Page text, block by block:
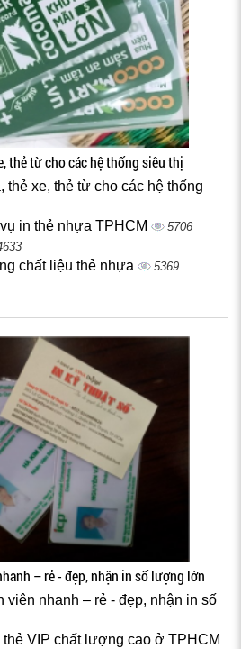
thẻ từ cho các hệ thống siêu thị
thẻ xe, thẻ từ cho các hệ thống
in thẻ nhựa TPHCM 5706
chất liệu thẻ nhựa 5369
– rẻ - đẹp, nhận in số lượng lớn
nhanh – rẻ - đẹp, nhận in số
thẻ VIP chất lượng cao ở TPHCM